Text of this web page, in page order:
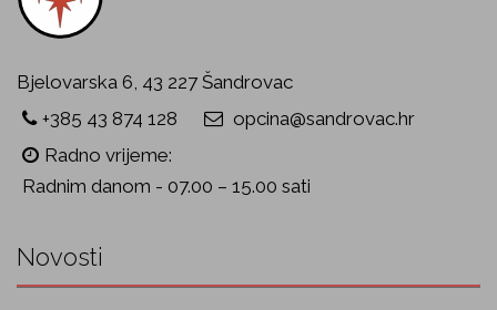
Bjelovarska 6, 43 227 Šandrovac
+385 43 874 128
opcina@sandrovac.hr
Radno vrijeme:
Radnim danom - 07.00 – 15.00 sati
Novosti